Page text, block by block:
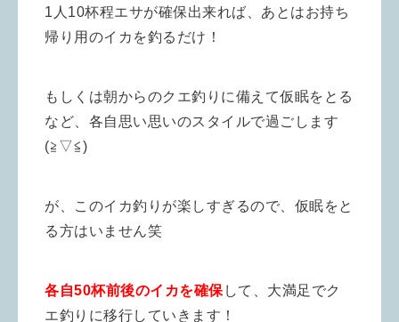
1人10杯程エサが確保出来れば、あとはお持ち
帰り用のイカを釣るだけ！
もしくは朝からのクエ釣りに備えて仮眠をとる
など、各自思い思いのスタイルで過ごします
(≧▽≦)
が、このイカ釣りが楽しすぎるので、仮眠をと
る方はいません笑
各自50杯前後のイカを確保 して、大満足でク
エ釣りに移行していきます！